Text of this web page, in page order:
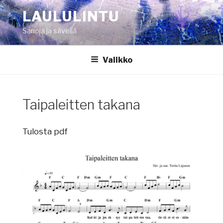
Siirry
sisältöönLAULULINTU
Sanoja ja säveliä
Valikko
Taipaleitten takana
Tulosta pdf